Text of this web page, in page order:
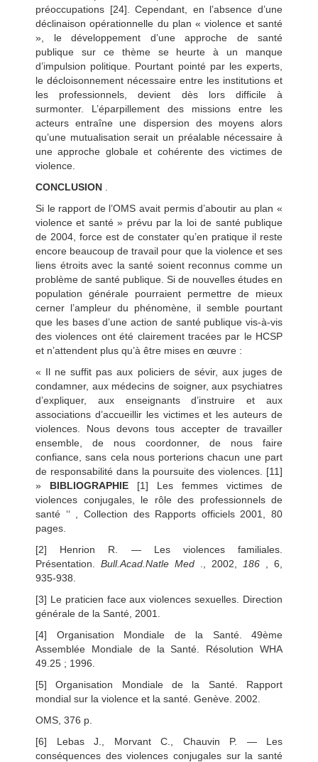
préoccupations [24]. Cependant, en l’absence d’une
déclinaison opérationnelle du plan « violence et santé
», le développement d’une approche de santé
publique sur ce thème se heurte à un manque
d’impulsion politique. Pourtant pointé par les experts,
le décloisonnement nécessaire entre les institutions et
les professionnels, devient dès lors difficile à
surmonter. L’éparpillement des missions entre les
acteurs entraîne une dispersion des moyens alors
qu’une mutualisation serait un préalable nécessaire à
une approche globale et cohérente des victimes de
violence.
CONCLUSION
Si le rapport de l’OMS avait permis d’aboutir au plan «
violence et santé » prévu par la loi de santé publique
de 2004, force est de constater qu’en pratique il reste
encore beaucoup de travail pour que la violence et ses
liens étroits avec la santé soient reconnus comme un
problème de santé publique. Si de nouvelles études en
population générale pourraient permettre de mieux
cerner l’ampleur du phénomène, il semble pourtant
que les bases d’une action de santé publique vis-à-vis
des violences ont été clairement tracées par le HCSP
et n’attendent plus qu’à être mises en œuvre :
« Il ne suffit pas aux policiers de sévir, aux juges de
condamner, aux médecins de soigner, aux psychiatres
d’expliquer, aux enseignants d’instruire et aux
associations d’accueillir les victimes et les auteurs de
violences. Nous devons tous accepter de travailler
ensemble, de nous coordonner, de nous faire
confiance, sans cela nous porterions chacun une part
de responsabilité dans la poursuite des violences. [11]
» BIBLIOGRAPHIE [1] Les femmes victimes de
violences conjugales, le rôle des professionnels de
santé ‘‘ , Collection des Rapports officiels 2001, 80
pages.
[2] Henrion R. — Les violences familiales.
Présentation. Bull.Acad.Natle Med ., 2002, 186 , 6,
935-938.
[3] Le praticien face aux violences sexuelles. Direction
générale de la Santé, 2001.
[4] Organisation Mondiale de la Santé. 49ème
Assemblée Mondiale de la Santé. Résolution WHA
49.25 ; 1996.
[5] Organisation Mondiale de la Santé. Rapport
mondial sur la violence et la santé. Genève. 2002.
OMS, 376 p.
[6] Lebas J., Morvant C., Chauvin P. — Les
conséquences des violences conjugales sur la santé